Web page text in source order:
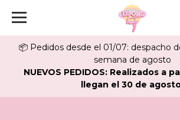
📦 Pedidos desde el 01/07: despacho
semana de agosto
NUEVOS PEDIDOS: Realizados a
llegan el 30 de